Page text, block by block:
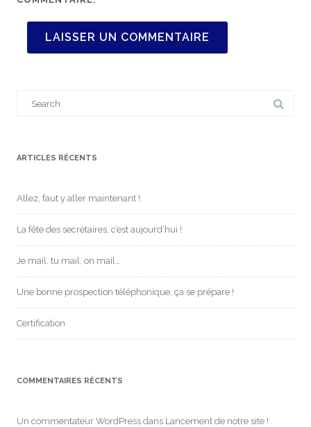
f
o
ARTICLES RÉCENTS
Allez, faut y aller maintenant !
La fête des secrétaires, c’est aujourd’hui !
Je mail, tu mail, on mail…
Une bonne prospection téléphonique, ça se prépare !
Certification
COMMENTAIRES RÉCENTS
Un commentateur WordPress dans Lancement de notre site !